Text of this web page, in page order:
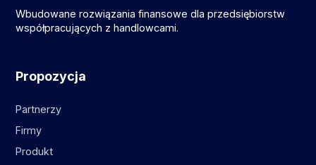
Wbudowane rozwiązania finansowe dla przedsiębiorstw
współpracujących z handlowcami.
Propozycja
Partnerzy
Firmy
Produkt